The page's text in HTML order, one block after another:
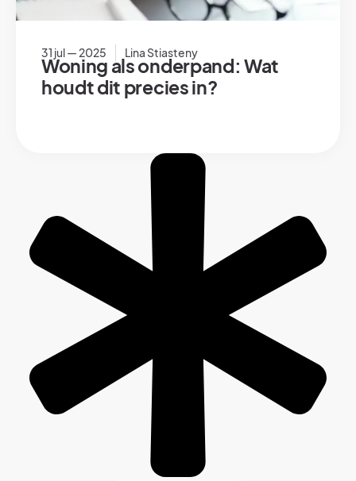
31 jul — 2025 Lina Stiasteny
Woning als onderpand: Wat
houdt dit precies in?